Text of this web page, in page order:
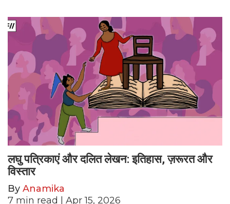
लघु पत्रिकाएं और दलित लेखन: इतिहास, ज़रूरत और
विस्तार
By Anamika
7 min read | Apr 15, 2026